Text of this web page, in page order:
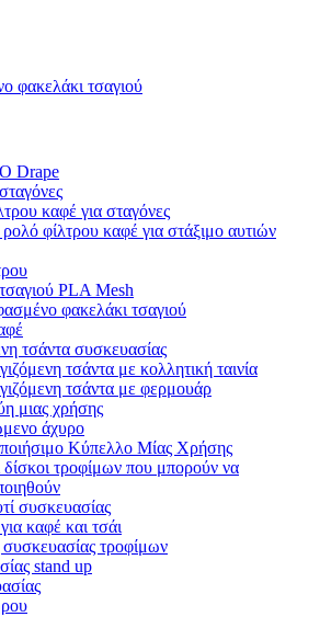
φακελάκι τσαγιού
Drape
καφέ για σταγόνες
φίλτρου καφέ για στάξιμο αυτιών
PLA Mesh
φακελάκι τσαγιού
τσάντα συσκευασίας
τσάντα με κολλητική ταινία
τσάντα με φερμουάρ
μιας χρήσης
άχυρο
Κύπελλο Μίας Χρήσης
δίσκοι τροφίμων που μπορούν να
συσκευασίας
καφέ και τσάι
τροφίμων
stand up